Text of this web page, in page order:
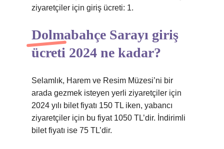
ziyaretçiler için giriş ücreti: 1.
Dolmabahçe Sarayı giriş
ücreti 2024 ne kadar?
Selamlık, Harem ve Resim Müzesi’ni bir
arada gezmek isteyen yerli ziyaretçiler için
2024 yılı bilet fiyatı 150 TL iken, yabancı
ziyaretçiler için bu fiyat 1050 TL’dir. İndirimli
bilet fiyatı ise 75 TL’dir.